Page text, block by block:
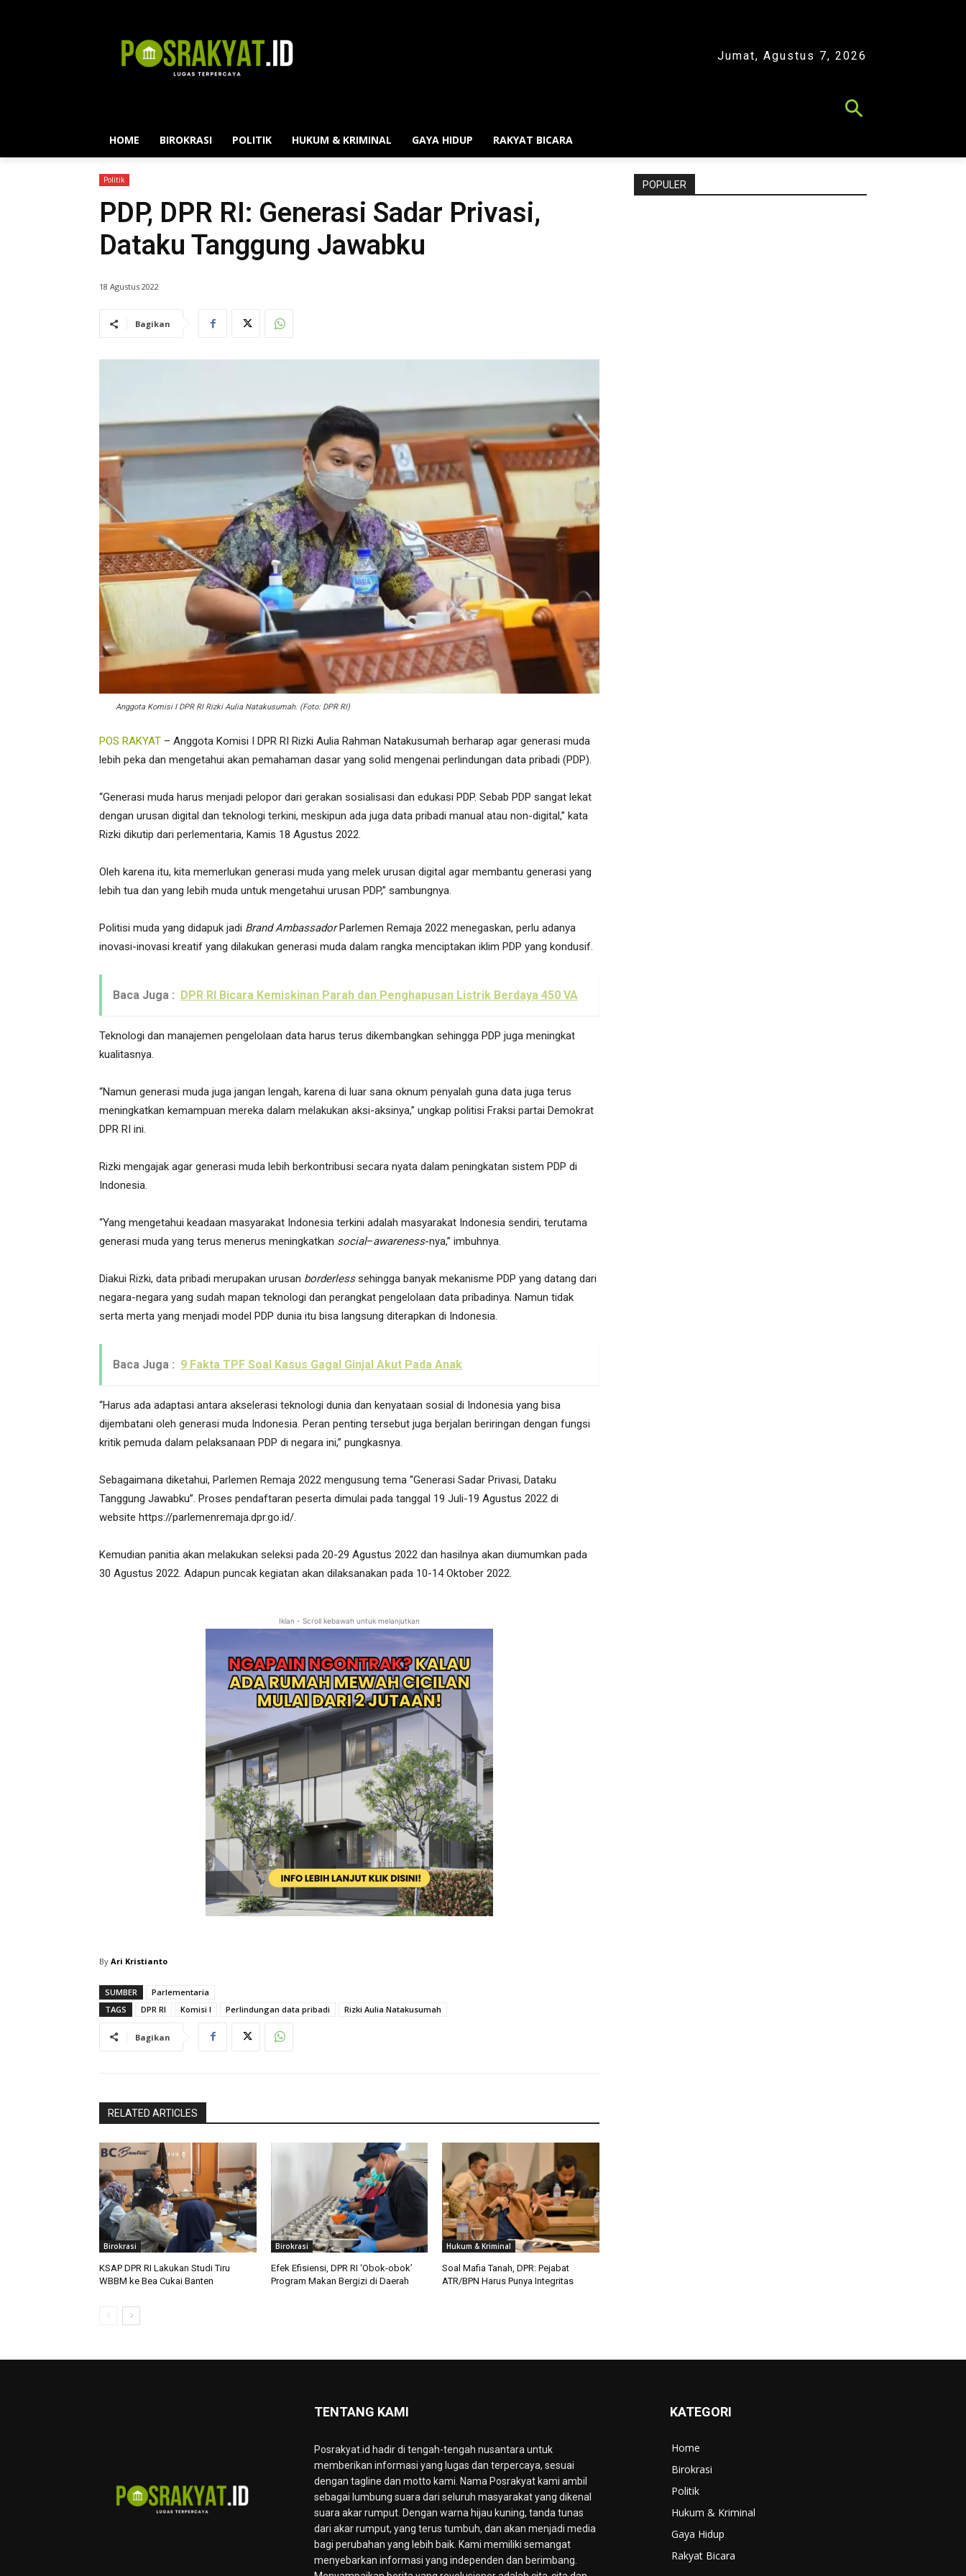
Jumat, Agustus 7, 2026
HOME BIROKRASI POLITIK HUKUM & KRIMINAL GAYA HIDUP RAKYAT BICARA
Politik
PDP, DPR RI: Generasi Sadar Privasi,
Dataku Tanggung Jawabku
18 Agustus 2022
Bagikan
Anggota Komisi I DPR RI Rizki Aulia Natakusumah. (Foto: DPR RI)
POS RAKYAT – Anggota Komisi I DPR RI Rizki Aulia Rahman Natakusumah berharap agar generasi muda
lebih peka dan mengetahui akan pemahaman dasar yang solid mengenai perlindungan data pribadi (PDP).
“Generasi muda harus menjadi pelopor dari gerakan sosialisasi dan edukasi PDP. Sebab PDP sangat lekat
dengan urusan digital dan teknologi terkini, meskipun ada juga data pribadi manual atau non-digital,” kata
Rizki dikutip dari perlementaria, Kamis 18 Agustus 2022.
Oleh karena itu, kita memerlukan generasi muda yang melek urusan digital agar membantu generasi yang
lebih tua dan yang lebih muda untuk mengetahui urusan PDP,” sambungnya.
Politisi muda yang didapuk jadi Brand AmbassadorParlemen Remaja 2022 menegaskan, perlu adanya
inovasi-inovasi kreatif yang dilakukan generasi muda dalam rangka menciptakan iklim PDP yang kondusif.
Baca Juga : DPR RI Bicara Kemiskinan Parah dan Penghapusan Listrik Berdaya 450 VA
Teknologi dan manajemen pengelolaan data harus terus dikembangkan sehingga PDP juga meningkat
kualitasnya.
“Namun generasi muda juga jangan lengah, karena di luar sana oknum penyalah guna data juga terus
meningkatkan kemampuan mereka dalam melakukan aksi-aksinya,” ungkap politisi Fraksi partai Demokrat
DPR RI ini.
Rizki mengajak agar generasi muda lebih berkontribusi secara nyata dalam peningkatan sistem PDP di
Indonesia.
“Yang mengetahui keadaan masyarakat Indonesia terkini adalah masyarakat Indonesia sendiri, terutama
generasi muda yang terus menerus meningkatkan social–awareness-nya,” imbuhnya.
Diakui Rizki, data pribadi merupakan urusan borderlesssehingga banyak mekanisme PDP yang datang dari
negara-negara yang sudah mapan teknologi dan perangkat pengelolaan data pribadinya. Namun tidak
serta merta yang menjadi model PDP dunia itu bisa langsung diterapkan di Indonesia.
Baca Juga : 9 Fakta TPF Soal Kasus Gagal Ginjal Akut Pada Anak
“Harus ada adaptasi antara akselerasi teknologi dunia dan kenyataan sosial di Indonesia yang bisa
dijembatani oleh generasi muda Indonesia. Peran penting tersebut juga berjalan beriringan dengan fungsi
kritik pemuda dalam pelaksanaan PDP di negara ini,” pungkasnya.
Sebagaimana diketahui, Parlemen Remaja 2022 mengusung tema “Generasi Sadar Privasi, Dataku
Tanggung Jawabku”. Proses pendaftaran peserta dimulai pada tanggal 19 Juli-19 Agustus 2022 di
website https://parlemenremaja.dpr.go.id/.
Kemudian panitia akan melakukan seleksi pada 20-29 Agustus 2022 dan hasilnya akan diumumkan pada
30 Agustus 2022. Adapun puncak kegiatan akan dilaksanakan pada 10-14 Oktober 2022.
Iklan - Scroll kebawah untuk melanjutkan
By Ari Kristianto
SUMBER
Parlementaria
TAGS
DPR RI Komisi I Perlindungan data pribadi Rizki Aulia Natakusumah
Bagikan
RELATED ARTICLES
Birokrasi
KSAP DPR RI Lakukan Studi Tiru
WBBM ke Bea Cukai Banten
Birokrasi
Efek Efisiensi, DPR RI ‘Obok-obok’
Program Makan Bergizi di Daerah
Hukum & Kriminal
Soal Mafia Tanah, DPR: Pejabat
ATR/BPN Harus Punya Integritas
POPULER
TENTANG KAMI
Posrakyat.id hadir di tengah-tengah nusantara untuk
memberikan informasi yang lugas dan terpercaya, sesuai
dengan tagline dan motto kami. Nama Posrakyat kami ambil
sebagai lumbung suara dari seluruh masyarakat yang dikenal
suara akar rumput. Dengan warna hijau kuning, tanda tunas
dari akar rumput, yang terus tumbuh, dan akan menjadi media
bagi perubahan yang lebih baik. Kami memiliki semangat
menyebarkan informasi yang independen dan berimbang.
KATEGORI
Home
Birokrasi
Politik
Hukum & Kriminal
Gaya Hidup
Rakyat Bicara